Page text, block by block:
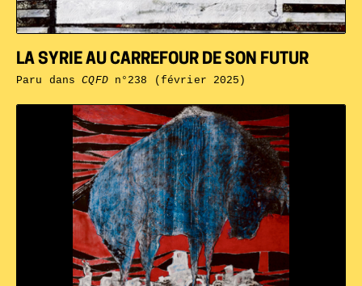
LA SYRIE AU CARREFOUR DE SON FUTUR
Paru dansCQFDn°238 (février 2025)